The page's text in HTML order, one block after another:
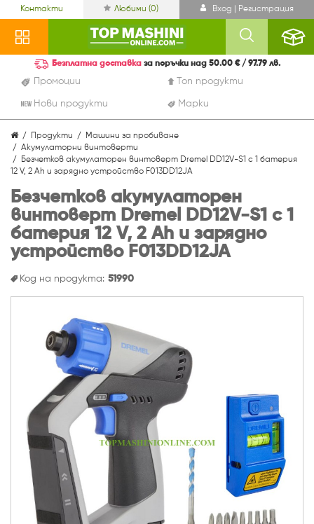
Контакти Любими (0) Вход | Регистрация
Промоции Топ продукти
Нови продукти Марки
Безплатна доставка за поръчки над 50.00 € / 97.79 лв.
Продукти
Машини за пробиване
Акумулаторни винтоверти
Безчетков акумулаторен винтоверт Dremel DD12V-S1 с 1 батерия
12 V, 2 Ah и зарядно устройство F013DD12JA
Безчетков акумулаторен
винтоверт Dremel DD12V-S1 с 1
батерия 12 V, 2 Ah и зарядно
устройство F013DD12JA
Код на продукта: 51990